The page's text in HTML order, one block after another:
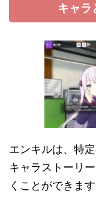
キャラ
エンキルは、特
キャラストーリ
くことができます